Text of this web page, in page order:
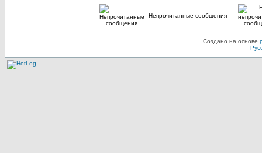
Непрочитанные сообщения
Создано на основе